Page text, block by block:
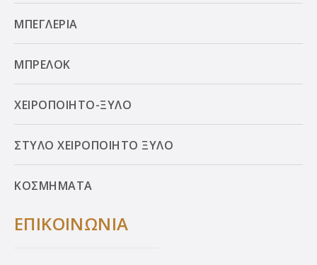
ΜΠΕΓΛΕΡΙΑ
ΜΠΡΕΛΟΚ
ΧΕΙΡΟΠΟΙΗΤΟ-ΞΥΛΟ
ΣΤΥΛΟ ΧΕΙΡΟΠΟΙΗΤΟ ΞΥΛΟ
ΚΟΣΜΗΜΑΤΑ
ΕΠΙΚΟΙΝΩΝΙΑ